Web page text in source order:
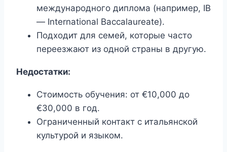
международного диплома (например, IB
— International Baccalaureate).
Подходит для семей, которые часто
переезжают из одной страны в другую.
Недостатки:
Стоимость обучения: от €10,000 до
€30,000 в год.
Ограниченный контакт с итальянской
культурой и языком.